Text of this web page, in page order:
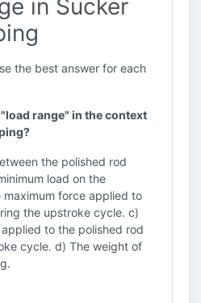
in Sucker
the best answer for each
range" in the context
the polished rod
load on the
force applied to
the upstroke cycle. c)
to the polished rod
cycle. d) The weight of